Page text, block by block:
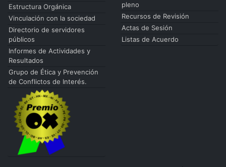
Estructura Orgánica
Vinculación con la sociedad
Directorio de servidores
públicos
Informes de Actividades y
Resultados
Grupo de Ética y Prevención
de Conflictos de Interés.
pleno
Recursos de Revisión
Actas de Sesión
Listas de Acuerdo